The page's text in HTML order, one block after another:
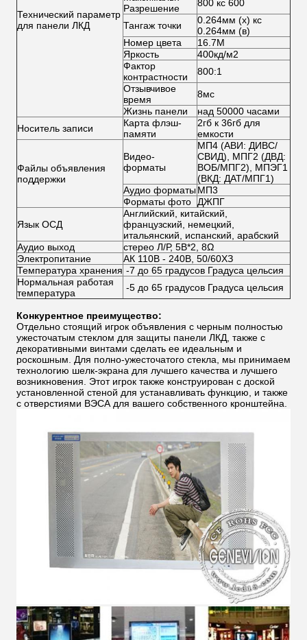
Технический параметр
для панели ЛКД
Разрешение
800 кс 600
Тангаж точки
0.264мм (х) кс
0.264мм (в)
Номер цвета
16.7М
Яркость
400кд/м2
Фактор
контрастности
800:1
Отзывчивое
время
8мс
Жизнь панели
над 50000 часами
Носитель записи
Карта флэш-
памяти
2гб к 36гб для
емкости
Файлы объявления
поддержки
Видео-
форматы
МП4 (АВИ: ДИВС/
СВИД), МПГ2 (ДВД:
ВОБ/МПГ2), МПЭГ1
(ВКД: ДАТ/МПГ1)
Аудио форматы МП3
Форматы фото
ДЖПГ
Язык ОСД
Английский, китайский,
французский, немецкий,
итальянский, испанский, арабский
Аудио выход
стерео Л/Р, 5В*2, 8Ω
Электропитание
АК 110В - 240В, 50/60ХЗ
Температура хранения -7 до 65 градусов Градуса цельсия
Нормальная работая
температура
-5 до 65 градусов Градуса цельсия
Конкурентное преимущество:
Отдельно стоящий игрок объявления с черным полностью
ужесточатым стеклом для защиты панели ЛКД, также с
декоративными винтами сделать ее идеальным и
роскошным. Для полно-ужесточатого стекла, мы принимаем
технологию шелк-экрана для лучшего качества и лучшего
возникновения. Этот игрок также конструирован с доской
установленной стеной для устанавливать функцию, и также
с отверстиями ВЭСА для вашего собственного кронштейна.